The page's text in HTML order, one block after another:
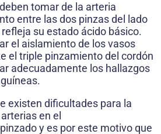
tomar de la arteria
entre las dos pinzas del lado
su estado ácido básico.
el aislamiento de los vasos
el triple pinzamiento del cordón
adecuadamente los hallazgos
existen dificultades para la
en el
y es por este motivo que